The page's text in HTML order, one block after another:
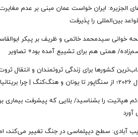
الجزیره: ایران خواست عمان مبنی بر عدم
بین‌المللی را پذیرفت
خوانی سیدمحمد خاتمی و ظریف بر پیکر
همتی هم برای تشییع آمده بود+ تصاویر
کشورها برای زندگی ثروتمندان و انتقال
سال 2026؛ از سنگاپور تا یونان و هنگ‌کنگ | چرا
هپاتیت را بشناسید/ بلایی که پیشرفت بیماری
آورد
آبادی: سطح دیپلماسی در جنگ تغییر می‌کند،